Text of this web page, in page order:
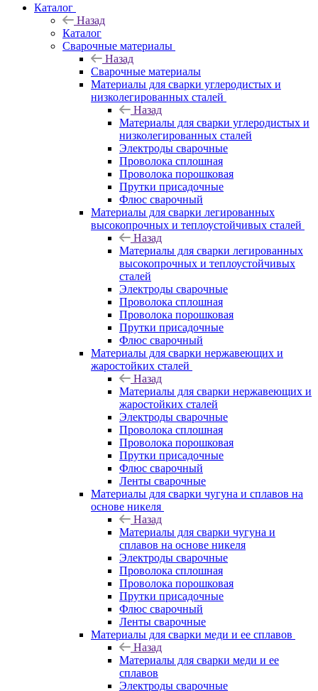
Каталог
Назад
Каталог
Сварочные материалы
Назад
Сварочные материалы
Материалы для сварки углеродистых и
низколегированных сталей
Назад
Материалы для сварки углеродистых и
низколегированных сталей
Электроды сварочные
Проволока сплошная
Проволока порошковая
Прутки присадочные
Флюс сварочный
Материалы для сварки легированных
высокопрочных и теплоустойчивых сталей
Назад
Материалы для сварки легированных
высокопрочных и теплоустойчивых
сталей
Электроды сварочные
Проволока сплошная
Проволока порошковая
Прутки присадочные
Флюс сварочный
Материалы для сварки нержавеющих и
жаростойких сталей
Назад
Материалы для сварки нержавеющих и
жаростойких сталей
Электроды сварочные
Проволока сплошная
Проволока порошковая
Прутки присадочные
Флюс сварочный
Ленты сварочные
Материалы для сварки чугуна и сплавов на
основе никеля
Назад
Материалы для сварки чугуна и
сплавов на основе никеля
Электроды сварочные
Проволока сплошная
Проволока порошковая
Прутки присадочные
Флюс сварочный
Ленты сварочные
Материалы для сварки меди и ее сплавов
Назад
Материалы для сварки меди и ее
сплавов
Электроды сварочные